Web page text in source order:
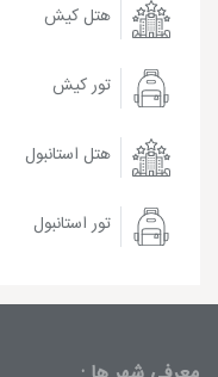
هتل کیش
تور کیش
هتل استانبول
تور استانبول